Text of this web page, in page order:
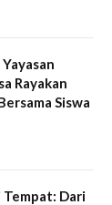
Rayakan
Siswa
Tempat: Dari